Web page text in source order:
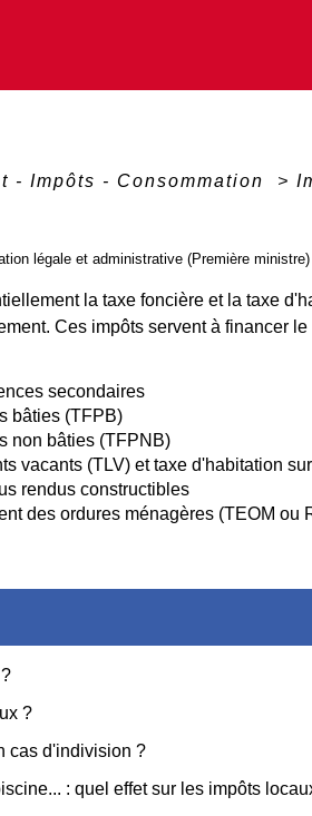
- Impôts - Consommation >
légale et administrative (Première ministre)
la taxe foncière et la taxe
Ces impôts servent à financer
secondaires
bâties (TFPB)
non bâties (TFPNB)
vacants (TLV) et taxe d'habitation
rendus constructibles
des ordures ménagères (TEOM ou
?
cas d'indivision ?
: quel effet sur les impôts